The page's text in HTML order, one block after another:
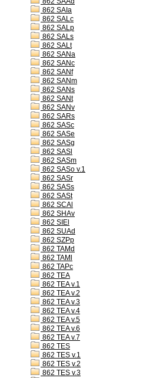
862 SAIa
862 SALc
862 SALp
862 SALs
862 SALt
862 SANa
862 SANc
862 SANf
862 SANm
862 SANs
862 SANt
862 SANv
862 SARs
862 SASc
862 SASe
862 SASg
862 SASl
862 SASm
862 SASo v.1
862 SASr
862 SASs
862 SASt
862 SCAl
862 SHAv
862 SIEl
862 SUAd
862 SZPp
862 TAMd
862 TAMl
862 TAPc
862 TEA
862 TEA v.1
862 TEA v.2
862 TEA v.3
862 TEA v.4
862 TEA v.5
862 TEA v.6
862 TEA v.7
862 TES
862 TES v.1
862 TES v.2
862 TES v.3